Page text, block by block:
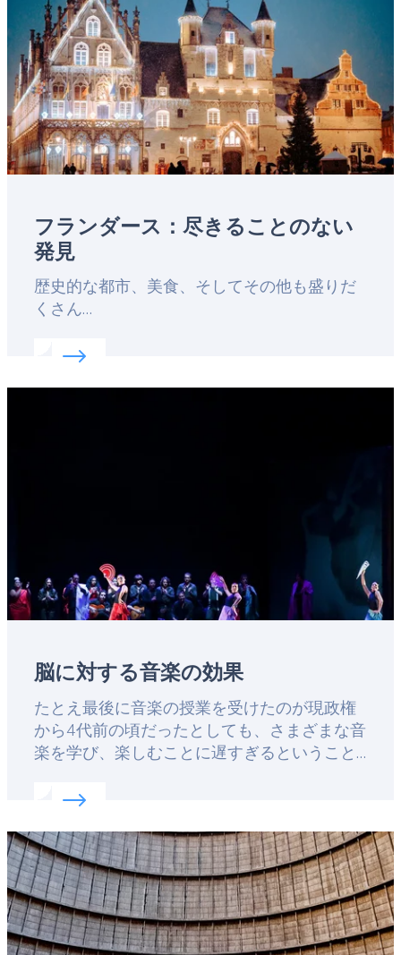
フランダース：尽きることのない
発見
Lead
歴史的な都市、美食、そしてその他も盛りだ
くさん…
Read more about:
脳に対する音楽の効果
Lead
たとえ最後に音楽の授業を受けたのが現政権
から4代前の頃だったとしても、さまざまな音
楽を学び、楽しむことに遅すぎるということ
涯学習者は、音楽を通じて文化的に豊かにな
す。
Read more about:
Featured
image